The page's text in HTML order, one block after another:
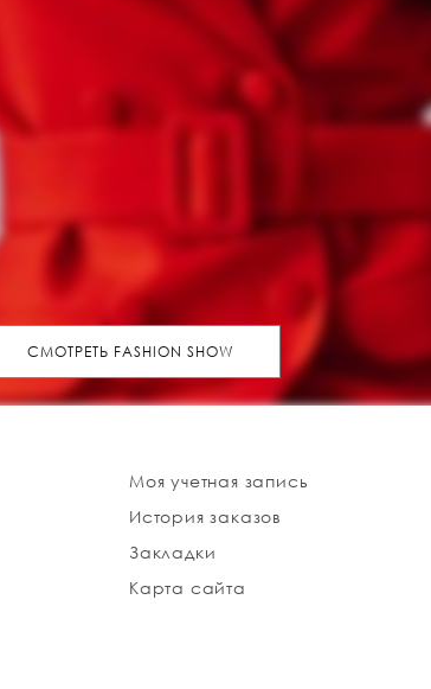
СМОТРЕТЬ FASHION SHOW
Моя учетная запись
История заказов
Закладки
Карта сайта